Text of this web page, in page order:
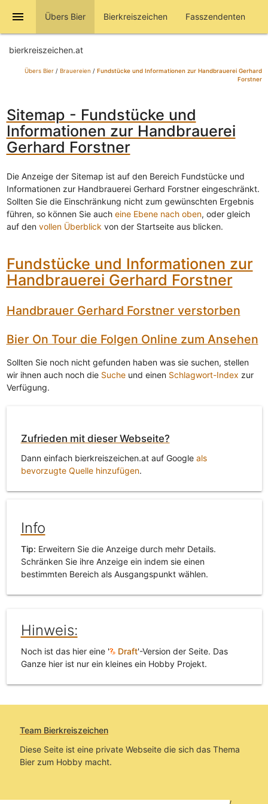
menu Übers Bier Bierkreiszeichen Fasszendenten
bierkreiszeichen.at
Übers Bier/ Brauereien / Fundstücke und Informationen zur Handbrauerei Gerhard
Forstner
Sitemap - Fundstücke und
Informationen zur Handbrauerei
Gerhard Forstner
Die Anzeige der Sitemap ist auf den Bereich Fundstücke und
Informationen zur Handbrauerei Gerhard Forstner eingeschränkt.
Sollten Sie die Einschränkung nicht zum gewünschten Ergebnis
führen, so können Sie auch eine Ebene nach oben, oder gleich
auf den vollen Überblick von der Startseite aus blicken.
Fundstücke und Informationen zur
Handbrauerei Gerhard Forstner
Handbrauer Gerhard Forstner verstorben
Bier On Tour die Folgen Online zum Ansehen
Sollten Sie noch nicht gefunden haben was sie suchen, stellen
wir ihnen auch noch die Sucheund einen Schlagwort-Index zur
Verfügung.
Zufrieden mit dieser Webseite?
Dann einfach bierkreiszeichen.at auf Google als
bevorzugte Quelle hinzufügen.
Info
Tip: Erweitern Sie die Anzeige durch mehr Details.
Schränken Sie ihre Anzeige ein indem sie einen
bestimmten Bereich als Ausgangspunkt wählen.
Hinweis:
Noch ist das hier eine ' Draft'-Version der Seite. Das
Ganze hier ist nur ein kleines ein Hobby Projekt.
Team Bierkreiszeichen
Diese Seite ist eine private Webseite die sich das Thema
Bier zum Hobby macht.